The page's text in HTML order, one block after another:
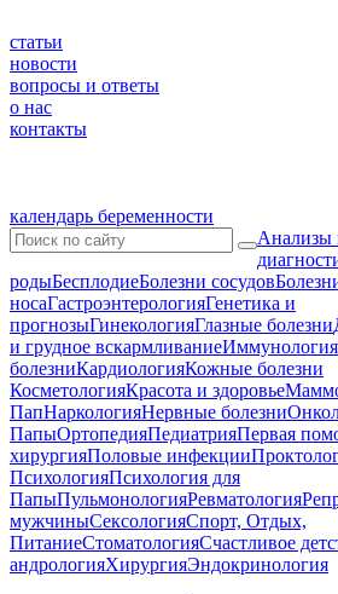
статьи
новости
вопросы и ответы
о нас
контакты
календарь беременности
Анализы
родыБесплодиеБолезни сосудов
носаГастроэнтерологияГенетика и
прогнозыГинекологияГлазные болезни
и грудное вскармливаниеИммунология
болезниКардиологияКожные болезни
КосметологияКрасота и здоровье
ПапНаркологияНервные болезни
ПапыОртопедияПедиатрияПервая
хирургияПоловые инфекции
ПсихологияПсихология для
ПапыПульмонологияРевматология
мужчиныСексологияСпорт, Отдых,
ПитаниеСтоматологияСчастливое
андрологияХирургияЭндокринология